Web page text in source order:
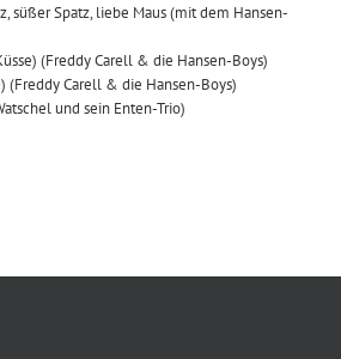
süßer Spatz, liebe Maus (mit dem Hansen-
(Freddy Carell & die Hansen-Boys)
(Freddy Carell & die Hansen-Boys)
und sein Enten-Trio)